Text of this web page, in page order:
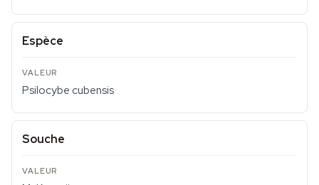
Espèce
Psilocybe cubensis
Souche